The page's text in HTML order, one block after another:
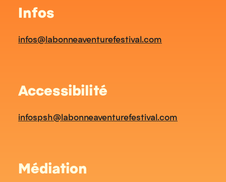
Infos
infos@labonneaventurefestival.com
Accessibilité
infospsh@labonneaventurefestival.com
Médiation